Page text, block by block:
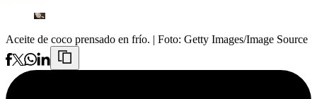
Aceite de coco prensado en frío. | Foto: Getty Images/Image Source